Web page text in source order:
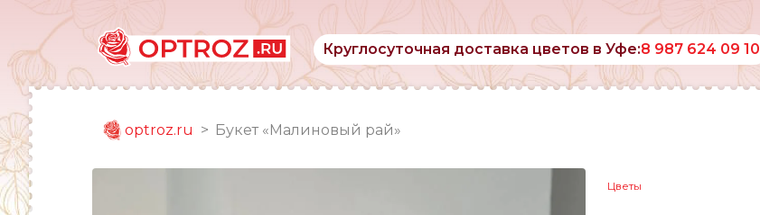
Круглосуточная доставка цветов в Уфе:8 987 624 09 10
optroz.ru Букет «Малиновый рай»
Цветы